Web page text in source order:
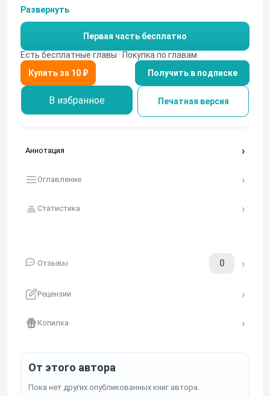
тому, что я оказалась в другом мире. А еще и псих,
который знает, что я с Земли и чуть не убил моего
напарника. Все бы ничего, но когда я была уверена, что
все позади. Он дарует мне " Свадебный подарок" ...
Развернуть
Первая часть бесплатно
Есть бесплатные главы · Покупка по главам
Получить в подписке
В избранное Печатная версия
Аннотация
Оглавление
Статистика
Отзывы 0
Рецензии
Копилка
От этого автора
Пока нет других опубликованных книг автора.